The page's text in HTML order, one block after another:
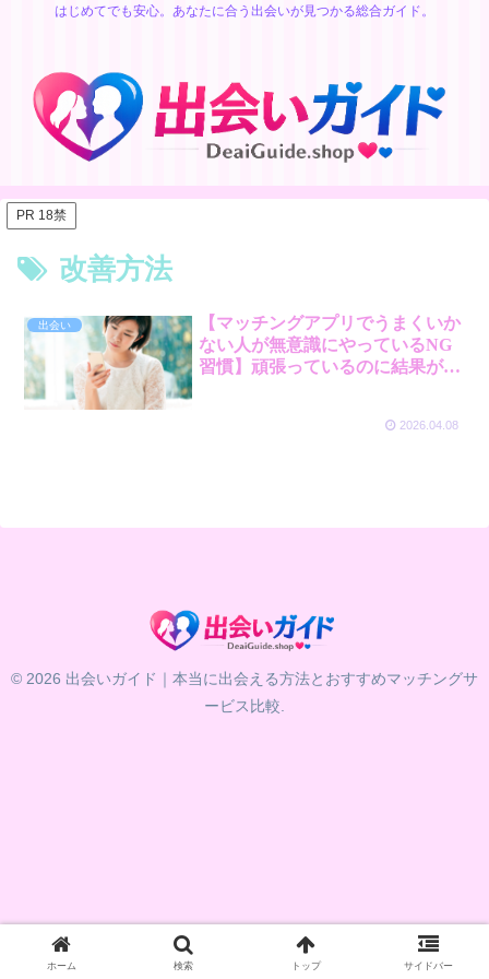
はじめてでも安心。あなたに合う出会いが見つかる総合ガイド。
PR 18禁
改善方法
出会い
【マッチングアプリでうまくいか
ない人が無意識にやっているNG
習慣】頑張っているのに結果が出
2026.04.08
© 2026 出会いガイド｜本当に出会える方法とおすすめマッチングサ
ービス比較.
ホーム 検索 トップ サイドバー